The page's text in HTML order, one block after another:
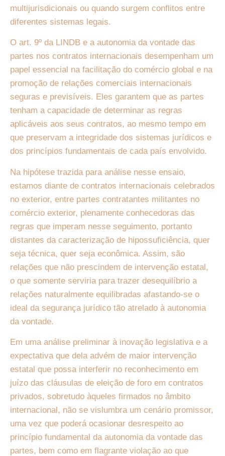
multijurisdicionais ou quando surgem conflitos entre
diferentes sistemas legais.
O art. 9º da LINDB e a autonomia da vontade das
partes nos contratos internacionais desempenham um
papel essencial na facilitação do comércio global e na
promoção de relações comerciais internacionais
seguras e previsíveis. Eles garantem que as partes
tenham a capacidade de determinar as regras
aplicáveis aos seus contratos, ao mesmo tempo em
que preservam a integridade dos sistemas jurídicos e
dos princípios fundamentais de cada país envolvido.
Na hipótese trazida para análise nesse ensaio,
estamos diante de contratos internacionais celebrados
no exterior, entre partes contratantes militantes no
comércio exterior, plenamente conhecedoras das
regras que imperam nesse seguimento, portanto
distantes da caracterização de hipossuficiência, quer
seja técnica, quer seja econômica. Assim, são
relações que não prescindem de intervenção estatal,
o que somente serviria para trazer desequilíbrio a
relações naturalmente equilibradas afastando-se o
ideal da segurança jurídico tão atrelado à autonomia
da vontade.
Em uma análise preliminar à inovação legislativa e a
expectativa que dela advém de maior intervenção
estatal que possa interferir no reconhecimento em
juízo das cláusulas de eleição de foro em contratos
privados, sobretudo àqueles firmados no âmbito
internacional, não se vislumbra um cenário promissor,
uma vez que poderá ocasionar desrespeito ao
princípio fundamental da autonomia da vontade das
partes, bem como em flagrante violação ao que